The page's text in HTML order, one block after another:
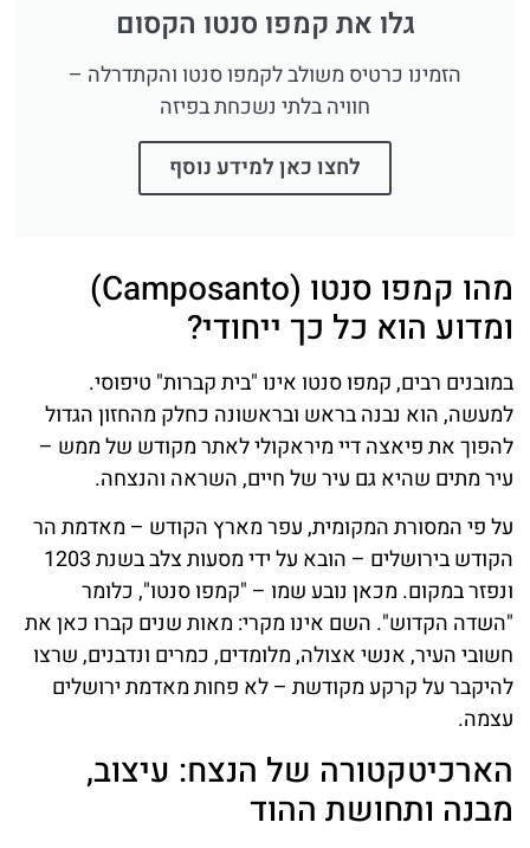
גלו את קמפו סנטו הקסום
הזמינו כרטיס משולב לקמפו סנטו והקתדרלה –
חוויה בלתי נשכחת בפיזה
לחצו כאן למידע נוסף
מהו קמפו סנטו (Camposanto)
ומדוע הוא כל כך ייחודי?
במובנים רבים, קמפו סנטו אינו "בית קברות" טיפוסי.
למעשה, הוא נבנה בראש ובראשונה כחלק מהחזון הגדול
להפוך את פיאצה דיי מיראקולי לאתר מקודש של ממש –
עיר מתים שהיא גם עיר של חיים, השראה והנצחה.
על פי המסורת המקומית, עפר מארץ הקודש – מאדמת הר
הקודש בירושלים – הובא על ידי מסעות צלב בשנת 1203
ונפזר במקום. מכאן נובע שמו – "קמפו סנטו", כלומר
"השדה הקדוש". השם אינו מקרי: מאות שנים קברו כאן את
חשובי העיר, אנשי אצולה, מלומדים, כמרים ונדבנים, שרצו
להיקבר על קרקע מקודשת – לא פחות מאדמת ירושלים
עצמה.
הארכיטקטורה של הנצח: עיצוב,
מבנה ותחושת ההוד